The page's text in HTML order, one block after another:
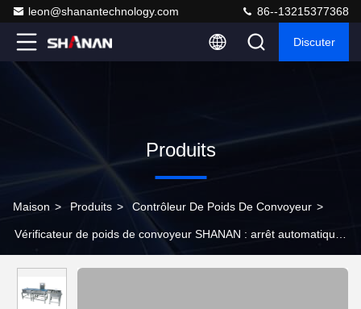
leon@shanantechnology.com 86--13215377368
Discuter
Produits
Maison > Produits > Contrôleur De Poids De Convoyeur >
Vérificateur de poids de convoyeur SHANAN : arrêt automatique,